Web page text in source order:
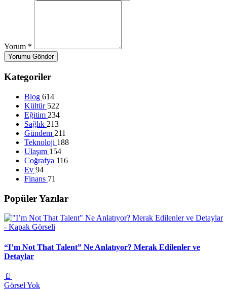
Yorum *
Yorumu Gönder
Kategoriler
Blog 614
Kültür 522
Eğitim 234
Sağlık 213
Gündem 211
Teknoloji 188
Ulaşım 154
Coğrafya 116
Ev 94
Finans 71
Popüler Yazılar
“I’m Not That Talent” Ne Anlatıyor? Merak Edilenler ve
Detaylar
📄
Görsel Yok